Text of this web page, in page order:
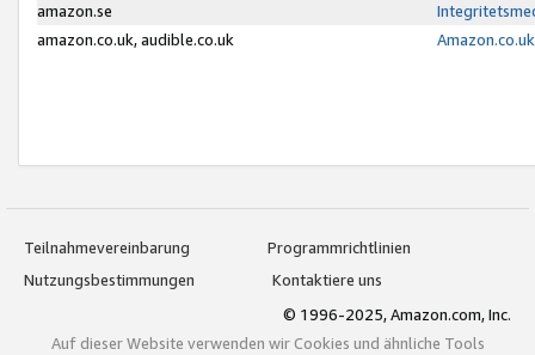
amazon.se
amazon.co.uk, audible.co.uk
Teilnahmevereinbarung
Programmrichtlinien
Nutzungsbestimmungen
Kontaktiere uns
© 1996-2025, Amazon.com, Inc.
Auf dieser Website verwenden wir Cookies und ähnliche Tools